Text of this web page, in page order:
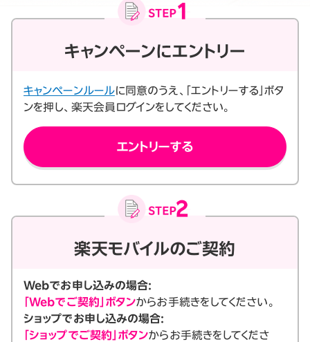
キャンペーンにエントリー
キャンペーンルールに同意のうえ、「エントリーする」ボタ
ンを押し、楽天会員ログインをしてください。
エントリーする
楽天モバイルのご契約
Webでお申し込みの場合:
「Webでご契約」ボタンからお手続きをしてください。
ショップでお申し込みの場合:
「ショップでご契約」ボタンからお手続きをしてくださ